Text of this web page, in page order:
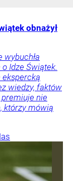
obnażył
wybuchła
Idze Świątek.
ekspercką
wiedzy, faktów
nie
którzy mówią